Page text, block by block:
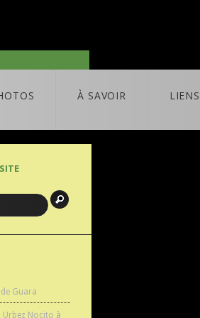
À SAVOIR LIENS
Guara
Urbez Nocito à